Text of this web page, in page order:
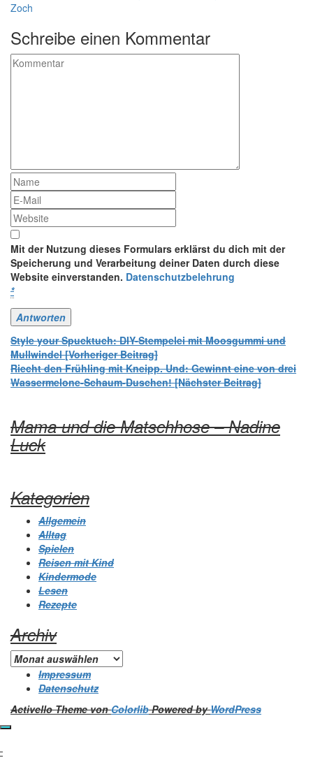
Zoch
Schreibe einen Kommentar
Mit der Nutzung dieses Formulars erklärst du dich mit der
Speicherung und Verarbeitung deiner Daten durch diese
Website einverstanden. Datenschutzbelehrung
*
Beitrags-
Navigation
Style your Spucktuch: DIY-Stempelei mit Moosgummi und
Mullwindel [Vorheriger Beitrag]
Riecht den Frühling mit Kneipp. Und: Gewinnt eine von drei
Wassermelone-Schaum-Duschen![Nächster Beitrag]
Mama und die Matschhose – Nadine
Luck
Kategorien
Allgemein
Alltag
Spielen
Reisen mit Kind
Kindermode
Lesen
Rezepte
Archiv
Archiv
Impressum
Datenschutz
Activello Theme vonColorlibPowered byWordPress